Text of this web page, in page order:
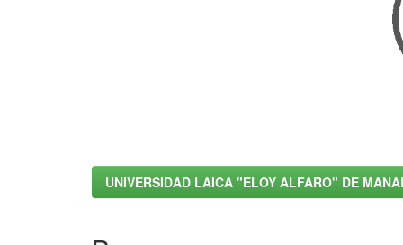
UNIVERSIDAD LAICA "ELOY ALFARO" DE